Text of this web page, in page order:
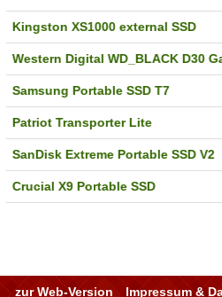
Kingston XS1000 external SSD
Western Digital WD_BLACK D30
Samsung Portable SSD T7
Patriot Transporter Lite
SanDisk Extreme Portable SSD V2
Crucial X9 Portable SSD
zur Web-Version Impressum &